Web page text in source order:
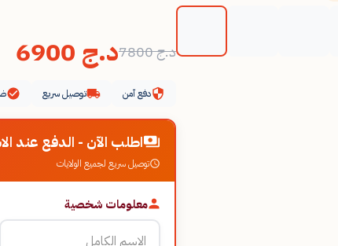
د.ج7800 د.ج
دفع آمن توصيل سريع
اطلب الآن - الدفع عند
توصيل سريع لجميع الولايات
معلومات شخصية